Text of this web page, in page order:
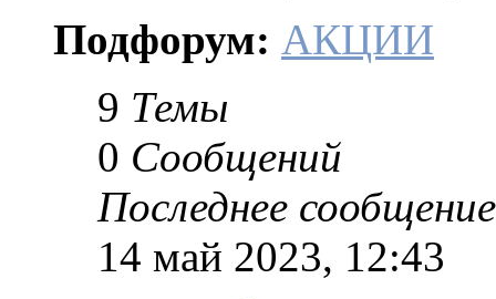
Подфорум: АКЦИИ
9 Темы
0 Сообщений
Последнее сообщение
14 май 2023, 12:43